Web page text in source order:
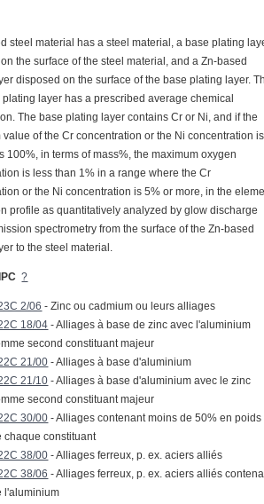
steel material has a steel material, a base plating
the surface of the steel material, and a Zn-based
disposed on the surface of the base plating layer.
plating layer has a prescribed average chemical
The base plating layer contains Cr or Ni, and if the
value of the Cr concentration or the Ni concentration is
100%, in terms of mass%, the maximum oxygen
is less than 1% in a range where the Cr
or the Ni concentration is 5% or more, in the
profile as quantitatively analyzed by glow discharge
spectrometry from the surface of the Zn-based
to the steel material.
?
2/06 - Zinc ou cadmium ou leurs alliages
18/04 - Alliages à base de zinc avec l'aluminium
second constituant majeur
21/00 - Alliages à base d'aluminium
21/10 - Alliages à base d'aluminium avec le zinc
second constituant majeur
30/00 - Alliages contenant moins de 50% en poids
chaque constituant
38/00 - Alliages ferreux, p. ex. aciers alliés
38/06 - Alliages ferreux, p. ex. aciers alliés
l'aluminium